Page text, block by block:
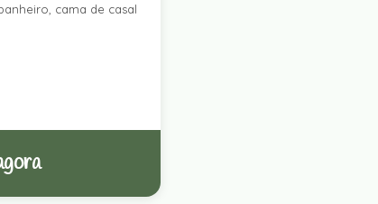
cama de casal